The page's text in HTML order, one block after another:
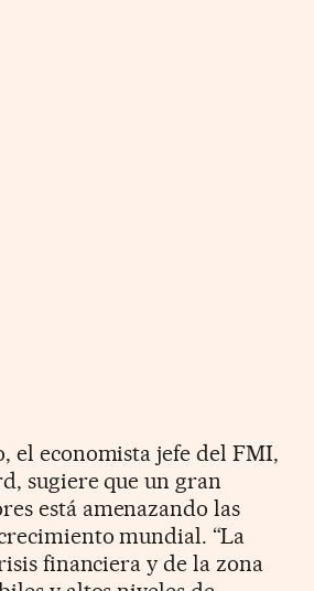
el economista jefe del FMI,
sugiere que un gran
está amenazando las
mundial. “La
financiera y de la zona